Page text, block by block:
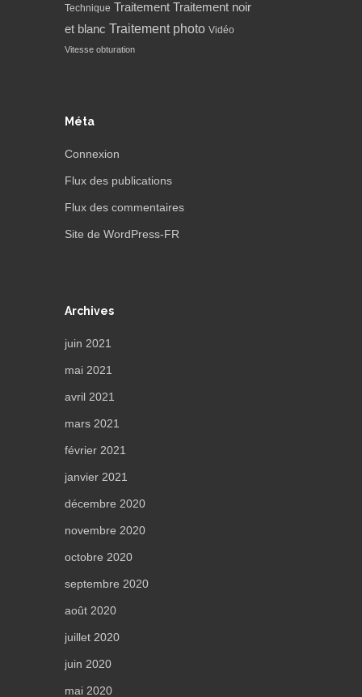
Technique Traitement Traitement noir
et blanc Traitement photo Vidéo
Vitesse obturation
Méta
Connexion
Flux des publications
Flux des commentaires
Site de WordPress-FR
Archives
juin 2021
mai 2021
avril 2021
mars 2021
février 2021
janvier 2021
décembre 2020
novembre 2020
octobre 2020
septembre 2020
août 2020
juillet 2020
juin 2020
mai 2020